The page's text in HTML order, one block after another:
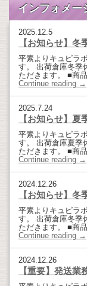
インフォメー
2025.12.5
【お知らせ】
平素よりキュピラ
す。 出荷倉庫冬季
ただきます。 ■商
Continue reading →
2025.7.24
【お知らせ】
平素よりキュピラ
す。 出荷倉庫夏季
ただきます。 ■商
Continue reading →
2024.12.26
【お知らせ】
平素よりキュピラ
す。 出荷倉庫冬季
ただきます。 ■商
Continue reading →
2024.12.26
【重要】発送業